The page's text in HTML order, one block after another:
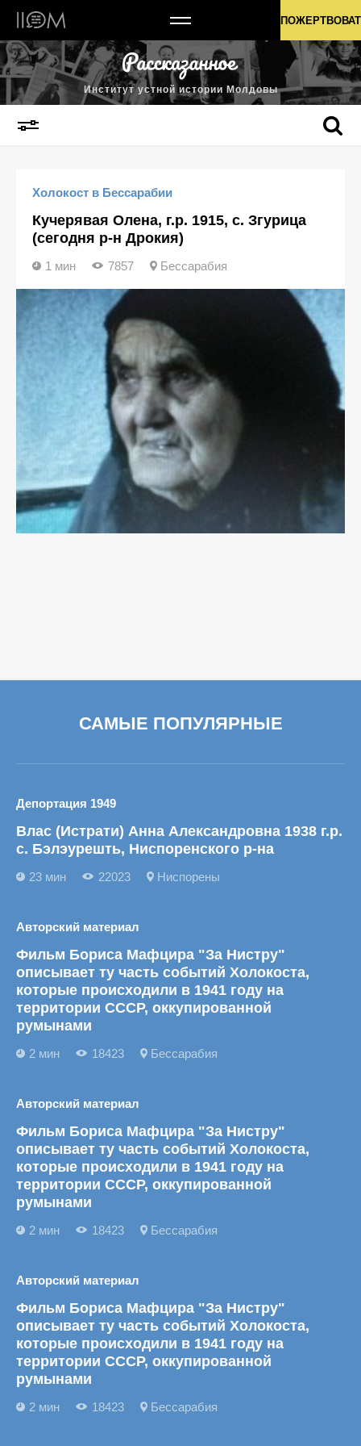
Институт устной истории Молдовы
Институт устной истории Молдовы
Холокост в Бессарабии
Кучерявая Олена, г.р. 1915, с. Згурица
(сегодня р-н Дрокия)
1 мин 7857 Бессарабия
САМЫЕ ПОПУЛЯРНЫЕ
Депортация 1949
Влас (Истрати) Анна Александровна 1938 г.р.
с. Бэлэурешть, Ниспоренского р-на
23 мин 22023 Ниспорены
Авторский материал
Фильм Бориса Мафцира "За Нистру"
описывает ту часть событий Холокоста,
которые происходили в 1941 году на
территории СССР, оккупированной
румынами
2 мин 18423 Бессарабия
Авторский материал
Фильм Бориса Мафцира "За Нистру"
описывает ту часть событий Холокоста,
которые происходили в 1941 году на
территории СССР, оккупированной
румынами
2 мин 18423 Бессарабия
Авторский материал
Фильм Бориса Мафцира "За Нистру"
описывает ту часть событий Холокоста,
которые происходили в 1941 году на
территории СССР, оккупированной
румынами
2 мин 18423 Бессарабия